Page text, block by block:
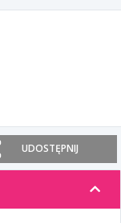
UDOSTĘPNIJ